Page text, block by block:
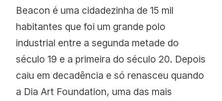
Beacon é uma cidadezinha de 15 mil
habitantes que foi um grande polo
industrial entre a segunda metade do
século 19 e a primeira do século 20. Depois
caiu em decadência e só renasceu quando
a Dia Art Foundation, uma das mais